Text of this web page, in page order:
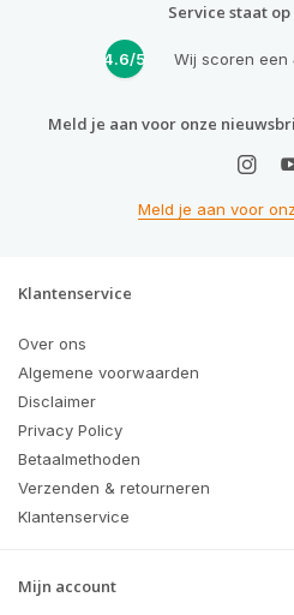
Service staat op
4.6/5 Wij scoren een
Meld je aan voor onze
Meld je aan voor
Klantenservice
Over ons
Algemene voorwaarden
Disclaimer
Privacy Policy
Betaalmethoden
Verzenden & retourneren
Klantenservice
Mijn account